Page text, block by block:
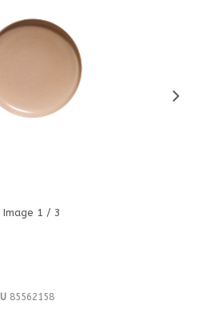
Image 1 / 3
85562158